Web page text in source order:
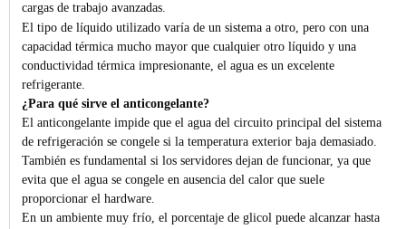
cargas de trabajo avanzadas.
El tipo de líquido utilizado varía de un sistema a otro, pero con una
capacidad térmica mucho mayor que cualquier otro líquido y una
conductividad térmica impresionante, el agua es un excelente
refrigerante.
¿Para qué sirve el anticongelante?
El anticongelante impide que el agua del circuito principal del sistema
de refrigeración se congele si la temperatura exterior baja demasiado.
También es fundamental si los servidores dejan de funcionar, ya que
evita que el agua se congele en ausencia del calor que suele
proporcionar el hardware.
En un ambiente muy frío, el porcentaje de glicol puede alcanzar hasta